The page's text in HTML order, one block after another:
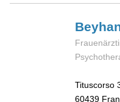
Tituscorso
60439